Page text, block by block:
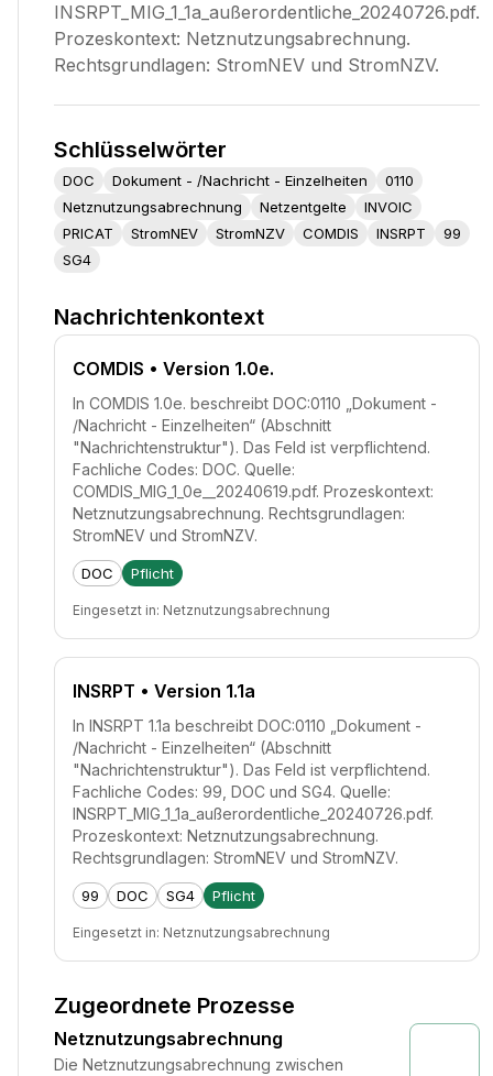
INSRPT_MIG_1_1a_außerordentliche_20240726.pdf.
Prozeskontext: Netznutzungsabrechnung.
Rechtsgrundlagen: StromNEV und StromNZV.
Schlüsselwörter
DOC Dokument - /Nachricht - Einzelheiten
0110
Netznutzungsabrechnung
Netzentgelte
INVOIC
PRICAT
StromNEV StromNZV COMDIS INSRPT
99
SG4
Nachrichtenkontext
COMDIS • Version 1.0e.
In COMDIS 1.0e. beschreibt DOC:0110 „Dokument -
/Nachricht - Einzelheiten“ (Abschnitt
"Nachrichtenstruktur"). Das Feld ist verpflichtend.
Fachliche Codes: DOC. Quelle:
COMDIS_MIG_1_0e__20240619.pdf. Prozeskontext:
Netznutzungsabrechnung. Rechtsgrundlagen:
StromNEV und StromNZV.
DOC Pflicht
Eingesetzt in: Netznutzungsabrechnung
INSRPT • Version 1.1a
In INSRPT 1.1a beschreibt DOC:0110 „Dokument -
/Nachricht - Einzelheiten“ (Abschnitt
"Nachrichtenstruktur"). Das Feld ist verpflichtend.
Fachliche Codes: 99, DOC und SG4. Quelle:
INSRPT_MIG_1_1a_außerordentliche_20240726.pdf.
Prozeskontext: Netznutzungsabrechnung.
Rechtsgrundlagen: StromNEV und StromNZV.
99 DOC SG4 Pflicht
Eingesetzt in: Netznutzungsabrechnung
Zugeordnete Prozesse
Netznutzungsabrechnung
Die Netznutzungsabrechnung zwischen